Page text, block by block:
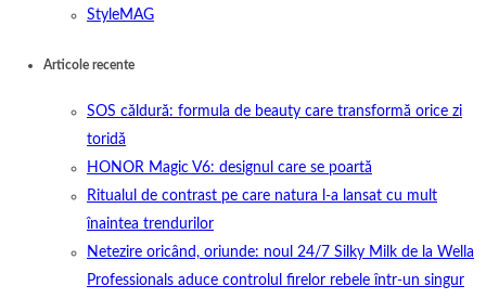
StyleMAG
Articole recente
SOS căldură: formula de beauty care transformă orice zi
toridă
HONOR Magic V6: designul care se poartă
Ritualul de contrast pe care natura l-a lansat cu mult
înaintea trendurilor
Netezire oricând, oriunde: noul 24/7 Silky Milk de la Wella
Professionals aduce controlul firelor rebele într-un singur